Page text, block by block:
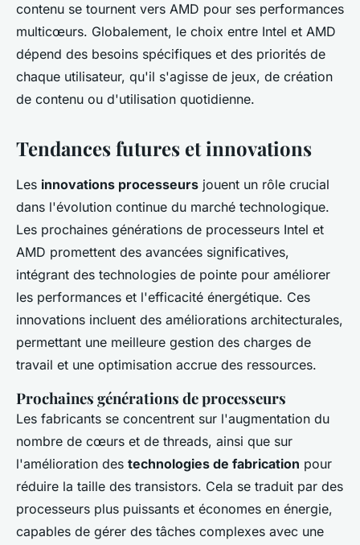
contenu se tournent vers AMD pour ses performances
multicœurs. Globalement, le choix entre Intel et AMD
dépend des besoins spécifiques et des priorités de
chaque utilisateur, qu'il s'agisse de jeux, de création
de contenu ou d'utilisation quotidienne.
Tendances futures et innovations
Les innovations processeurs jouent un rôle crucial
dans l'évolution continue du marché technologique.
Les prochaines générations de processeurs Intel et
AMD promettent des avancées significatives,
intégrant des technologies de pointe pour améliorer
les performances et l'efficacité énergétique. Ces
innovations incluent des améliorations architecturales,
permettant une meilleure gestion des charges de
travail et une optimisation accrue des ressources.
Prochaines générations de processeurs
Les fabricants se concentrent sur l'augmentation du
nombre de cœurs et de threads, ainsi que sur
l'amélioration des technologies de fabrication pour
réduire la taille des transistors. Cela se traduit par des
processeurs plus puissants et économes en énergie,
capables de gérer des tâches complexes avec une